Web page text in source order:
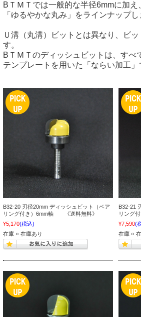
BＴＭＴでは一般的な半径6mmに加
「ゆるやかな丸み」をラインナップし
Ｕ溝（丸溝）ビットとは異なり、ビ
す。
BＴＭＴのディッシュビットは、すべ
テンプレートを用いた「ならい加工
B32-20 刃径20mm ディッシュビット（ベア
リング付き）6mm軸 《送料無料》
¥5,170(税込)
在庫 ○ 在庫あり
B32-21
リング
¥7,590(
在庫 ○